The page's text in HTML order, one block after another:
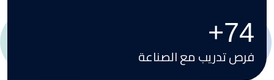
100
فرص تدريب مع الصناعة